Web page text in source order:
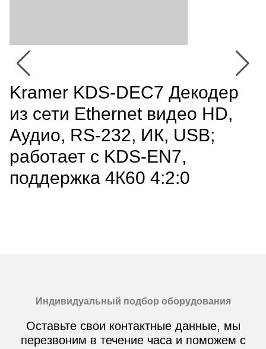
Kramer KDS-DEC7 Декодер
из сети Ethernet видео HD,
Аудио, RS-232, ИК, USB;
работает с KDS-EN7,
поддержка 4К60 4:2:0
Индивидуальный подбор оборудования
Оставьте свои контактные данные, мы
перезвоним в течение часа и поможем с